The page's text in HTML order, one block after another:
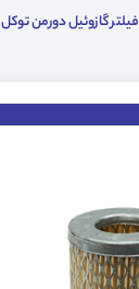
فیلتر گازوئیل دورمن توکل TFF1928